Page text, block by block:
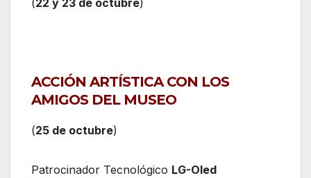
(22 y 23 de octubre)
ACCIÓN ARTÍSTICA CON LOS
AMIGOS DEL MUSEO
(25 de octubre)
Patrocinador Tecnológico LG-Oled